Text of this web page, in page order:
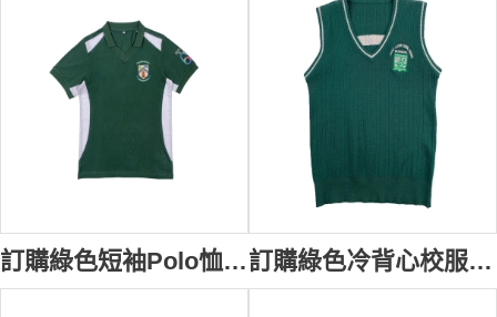
訂購綠色短袖Polo恤校服 衫側撞色貼布 中小學校服 繡花LOGO 高主教書院 100%cotton SU373 訂購綠色冷背心校服 訂做V領繡花LOGO 中小學校服 校服供應商 秋冬 校服 SU323